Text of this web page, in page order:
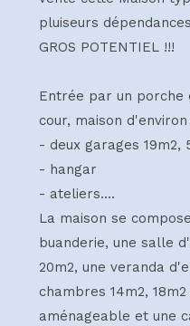
pluiseurs
GROS POTENTIEL !!!
Entrée par un porche
cour, maison
- deux garages 19m2,
- hangar
- ateliers....
La maison se
buanderie, une salle
20m2, une veranda
chambres 14m2,
aménageable et une